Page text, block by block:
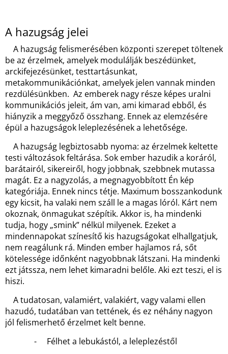
A hazugság jelei
A hazugság felismerésében központi szerepet töltenek
be az érzelmek, amelyek modulálják beszédünket,
arckifejezésünket, testtartásunkat,
metakommunikációnkat, amelyek jelen vannak minden
rezdülésünkben. Az emberek nagy része képes uralni
kommunikációs jeleit, ám van, ami kimarad ebből, és
hiányzik a meggyőző összhang. Ennek az elemzésére
épül a hazugságok leleplezésének a lehetősége.
A hazugság legbiztosabb nyoma: az érzelmek keltette
testi változások feltárása. Sok ember hazudik a koráról,
barátairól, sikereiről, hogy jobbnak, szebbnek mutassa
magát. Ez a nagyzolás, a megnagyobbított Én kép
kategóriája. Ennek nincs tétje. Maximum bosszankodunk
egy kicsit, ha valaki nem száll le a magas lóról. Kárt nem
okoznak, önmagukat szépítik. Akkor is, ha mindenki
tudja, hogy „smink” nélkül milyenek. Ezeket a
mindennapokat színesítő kis hazugságokat elhallgatjuk,
nem reagálunk rá. Minden ember hajlamos rá, sőt
kötelessége időnként nagyobbnak látszani. Ha mindenki
ezt játssza, nem lehet kimaradni belőle. Aki ezt teszi, el is
hiszi.
A tudatosan, valamiért, valakiért, vagy valami ellen
hazudó, tudatában van tettének, és ez néhány nagyon
jól felismerhető érzelmet kelt benne.
- Félhet a lebukástól, a leleplezéstől